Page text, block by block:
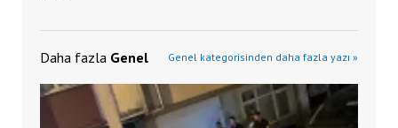
Daha fazla Genel Genel kategorisinden daha fazla yazı »